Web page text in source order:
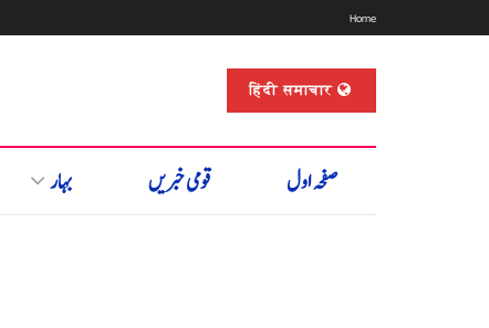
Home
हिंदी समाचार
صفحہ اول قومی خبریں بہار